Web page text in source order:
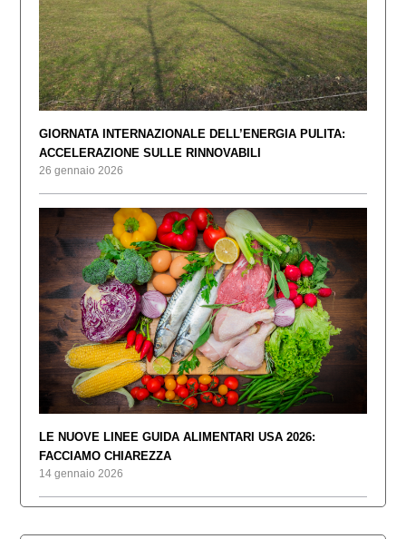
GIORNATA INTERNAZIONALE DELL’ENERGIA PULITA:
ACCELERAZIONE SULLE RINNOVABILI
26 gennaio 2026
LE NUOVE LINEE GUIDA ALIMENTARI USA 2026:
FACCIAMO CHIAREZZA
14 gennaio 2026